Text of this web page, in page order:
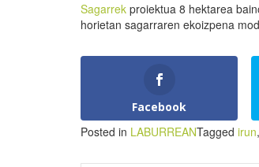
Sagarrek proiektua 8 hektarea
horietan sagarraren ekoizpena
Facebook
Posted in LABURREANTagged irun,